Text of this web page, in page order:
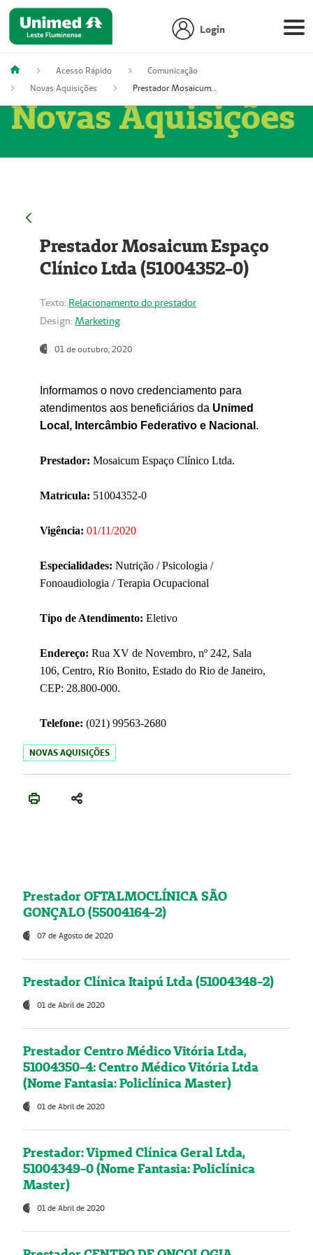
Login
Acesso Rápido
Comunicação
Novas Aquisições
Prestador Mosaicum Espaço Clínico Ltda (51004352-0)
Novas Aquisições
Prestador Mosaicum Espaço
Clínico Ltda (51004352-0)
Texto: Relacionamento do prestador
Design: Marketing
01 de outubro, 2020
Informamos o novo credenciamento para
atendimentos aos beneficiários da Unimed
Local, Intercâmbio Federativo e Nacional .
Prestador: Mosaicum Espaço Clínico Ltda.
Matrícula: 51004352-0
Vigência: 01/11/2020
Especialidades: Nutrição / Psicologia /
Fonoaudiologia / Terapia Ocupacional
Tipo de Atendimento: Eletivo
Endereço: Rua XV de Novembro, nº 242, Sala
106, Centro, Rio Bonito, Estado do Rio de Janeiro,
CEP: 28.800-000.
Telefone: (021) 99563-2680
NOVAS AQUISIÇÕES
Prestador OFTALMOCLÍNICA SÃO
GONÇALO (55004164-2)
07 de Agosto de 2020
Prestador Clínica Itaipú Ltda (51004348-2)
01 de Abril de 2020
Prestador Centro Médico Vitória Ltda,
51004350-4: Centro Médico Vitória Ltda
(Nome Fantasia: Policlínica Master)
01 de Abril de 2020
Prestador: Vipmed Clínica Geral Ltda,
51004349-0 (Nome Fantasia: Policlínica
Master)
01 de Abril de 2020